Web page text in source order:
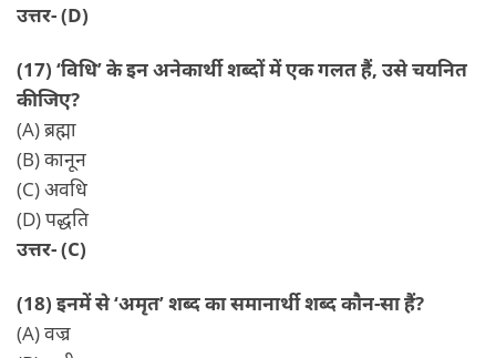
उत्तर- (D)
(17) ‘विधि’ के इन अनेकार्थी शब्दों में एक गलत हैं, उसे चयनित
कीजिए?
(A) ब्रह्मा
(B) कानून
(C) अवधि
(D) पद्धति
उत्तर- (C)
(18) इनमें से ‘अमृत’ शब्द का समानार्थी शब्द कौन-सा हैं?
(A) वज्र